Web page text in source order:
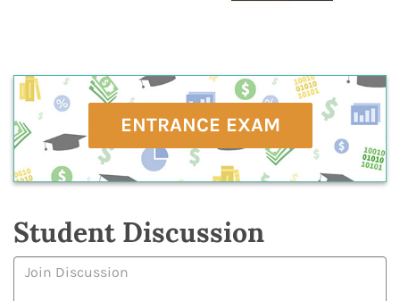
ENTRANCE EXAM
Student Discussion